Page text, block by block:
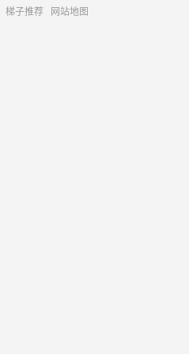
梯子推荐 网站地图